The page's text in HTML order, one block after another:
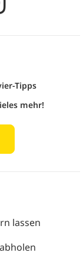
Tipps
mehr!
lassen